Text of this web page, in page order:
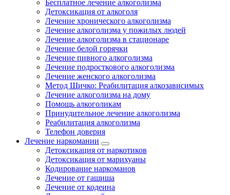
Бесплатное лечение алкоголизма
Детоксикация от алкоголя
Лечение хронического алкоголизма
Лечение алкоголизма у пожилых людей
Лечение алкоголизма в стационаре
Лечение белой горячки
Лечение пивного алкоголизма
Лечение подросткового алкоголизма
Лечение женского алкоголизма
Метод Шичко: Реабилитация алкозависимых
Лечение алкоголизма на дому
Помощь алкоголикам
Принудительное лечение алкоголизма
Реабилитация алкоголизма
Телефон доверия
Лечение наркомании
Детоксикация от наркотиков
Детоксикация от марихуаны
Кодирование наркоманов
Лечение от гашиша
Лечение от кодеина